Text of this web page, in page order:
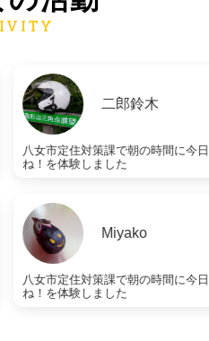
二郎鈴木
八女市定住対策課で朝の時間に今
ね！を体験しました
Miyako
八女市定住対策課で朝の時間に今
ね！を体験しました